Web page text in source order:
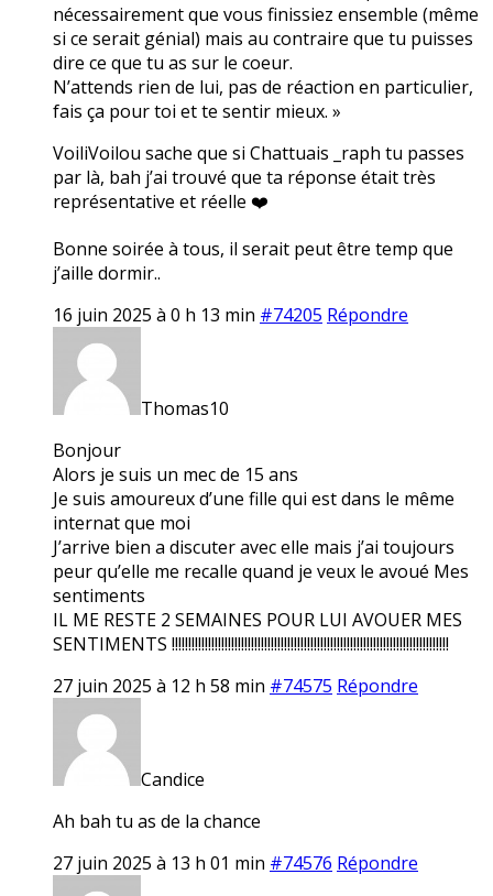
nécessairement que vous finissiez ensemble (même
si ce serait génial) mais au contraire que tu puisses
dire ce que tu as sur le coeur.
N’attends rien de lui, pas de réaction en particulier,
fais ça pour toi et te sentir mieux. »
VoiliVoilou sache que si Chattuais _raph tu passes
par là, bah j’ai trouvé que ta réponse était très
représentative et réelle ❤️
Bonne soirée à tous, il serait peut être temp que
j’aille dormir..
16 juin 2025 à 0 h 13 min #74205 Répondre
Thomas10
Bonjour
Alors je suis un mec de 15 ans
Je suis amoureux d’une fille qui est dans le même
internat que moi
J’arrive bien a discuter avec elle mais j’ai toujours
peur qu’elle me recalle quand je veux le avoué Mes
sentiments
IL ME RESTE 2 SEMAINES POUR LUI AVOUER MES
SENTIMENTS !!!!!!!!!!!!!!!!!!!!!!!!!!!!!!!!!!!!!!!!!!!!!!!!!!!!!!!!!!!!!!!!!!!!!!!!!!!!!!!!!!!!
27 juin 2025 à 12 h 58 min #74575 Répondre
Candice
Ah bah tu as de la chance
27 juin 2025 à 13 h 01 min #74576 Répondre